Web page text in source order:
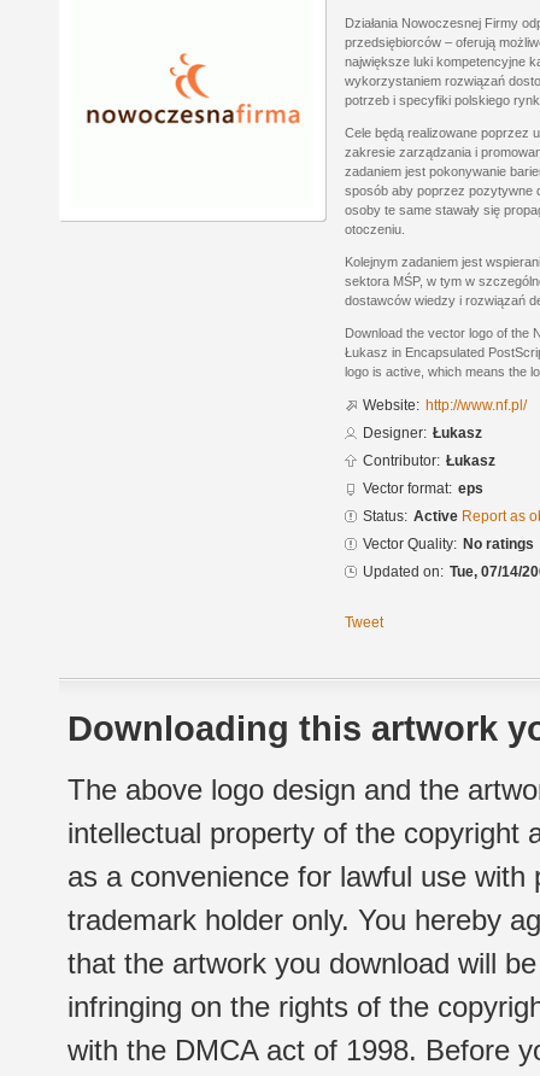
Działania Nowoczesnej Firmy
przedsiębiorców – oferują
największe luki kompetencyjne
wykorzystaniem rozwiązań
potrzeb i specyfiki polskiego
Cele będą realizowane poprzez
zakresie zarządzania i
zadaniem jest pokonywanie
sposób aby poprzez pozytywne
osoby te same stawały się
otoczeniu.
Kolejnym zadaniem jest
sektora MŚP, w tym w
dostawców wiedzy i rozwiązań
Download the vector logo of the
Łukasz in Encapsulated
logo is active, which means the
Website: http://www.nf.pl/
Designer: Łukasz
Contributor: Łukasz
Vector format: eps
Status: Active Report as
Vector Quality: No ratings
Updated on: Tue, 07/14/
Tweet
Downloading this artwork
The above logo design and the
intellectual property of the copyright
as a convenience for lawful use
trademark holder only. You hereby
that the artwork you download will
infringing on the rights of the
with the DMCA act of 1998. Before